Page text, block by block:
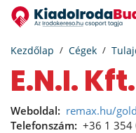
Kezdőlap Cégek
E.N.I. Kft.
Weboldal: remax.hu/
Telefonszám: +36 1 354